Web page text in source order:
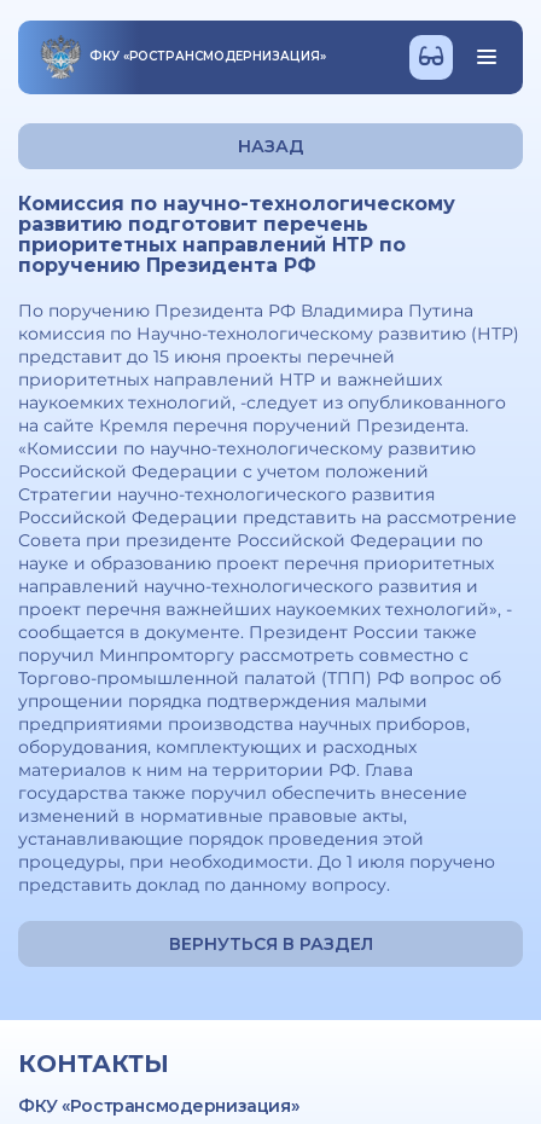
ФКУ «РОСТРАНСМОДЕРНИЗАЦИЯ»
НАЗАД
Комиссия по научно-технологическому
развитию подготовит перечень
приоритетных направлений НТР по
поручению Президента РФ
По поручению Президента РФ Владимира Путина
комиссия по Научно-технологическому развитию (НТР)
представит до 15 июня проекты перечней
приоритетных направлений НТР и важнейших
наукоемких технологий, -следует из опубликованного
на сайте Кремля перечня поручений Президента.
«Комиссии по научно-технологическому развитию
Российской Федерации с учетом положений
Стратегии научно-технологического развития
Российской Федерации представить на рассмотрение
Совета при президенте Российской Федерации по
науке и образованию проект перечня приоритетных
направлений научно-технологического развития и
проект перечня важнейших наукоемких технологий», -
сообщается в документе. Президент России также
поручил Минпромторгу рассмотреть совместно с
Торгово-промышленной палатой (ТПП) РФ вопрос об
упрощении порядка подтверждения малыми
предприятиями производства научных приборов,
оборудования, комплектующих и расходных
материалов к ним на территории РФ. Глава
государства также поручил обеспечить внесение
изменений в нормативные правовые акты,
устанавливающие порядок проведения этой
процедуры, при необходимости. До 1 июля поручено
представить доклад по данному вопросу.
ВЕРНУТЬСЯ В РАЗДЕЛ
КОНТАКТЫ
ФКУ «Ространсмодернизация»